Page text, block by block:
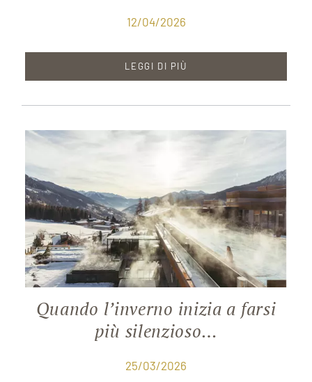
12/04/2026
LEGGI DI PIÙ
Quando l’inverno inizia a farsi
più silenzioso…
25/03/2026